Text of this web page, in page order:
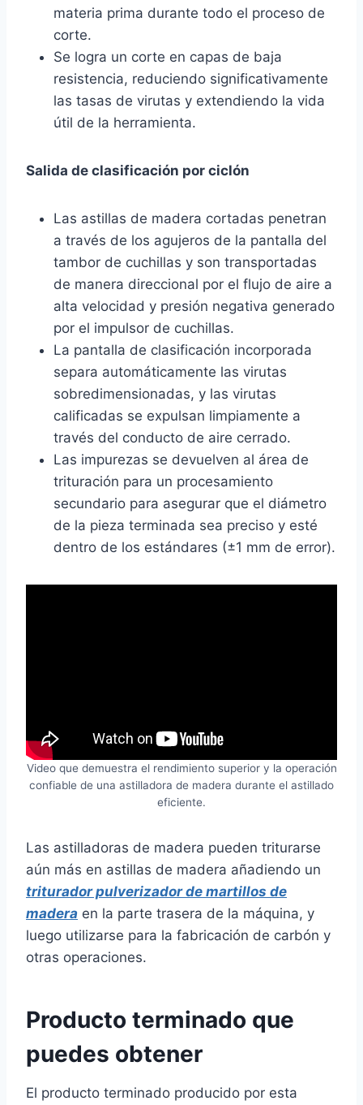
materia prima durante todo el proceso de
corte.
Se logra un corte en capas de baja
resistencia, reduciendo significativamente
las tasas de virutas y extendiendo la vida
útil de la herramienta.
Salida de clasificación por ciclón
Las astillas de madera cortadas penetran
a través de los agujeros de la pantalla del
tambor de cuchillas y son transportadas
de manera direccional por el flujo de aire a
alta velocidad y presión negativa generado
por el impulsor de cuchillas.
La pantalla de clasificación incorporada
separa automáticamente las virutas
sobredimensionadas, y las virutas
calificadas se expulsan limpiamente a
través del conducto de aire cerrado.
Las impurezas se devuelven al área de
trituración para un procesamiento
secundario para asegurar que el diámetro
de la pieza terminada sea preciso y esté
dentro de los estándares (±1 mm de error).
Video que demuestra el rendimiento superior y la operación
confiable de una astilladora de madera durante el astillado
eficiente.
Las astilladoras de madera pueden triturarse
aún más en astillas de madera añadiendo un
triturador pulverizador de martillos de
madera en la parte trasera de la máquina, y
luego utilizarse para la fabricación de carbón y
otras operaciones.
Producto terminado que
puedes obtener
El producto terminado producido por esta